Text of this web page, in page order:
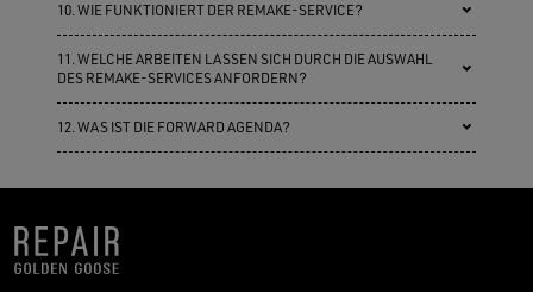
10. WIE FUNKTIONIERT DER REMAKE-SERVICE?
11. WELCHE ARBEITEN LASSEN SICH DURCH DIE AUSWAHL
DES REMAKE-SERVICES ANFORDERN?
12. WAS IST DIE FORWARD AGENDA?